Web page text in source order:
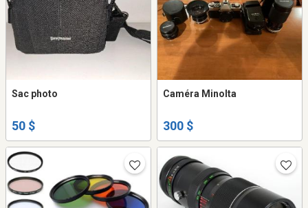
Sac photo
50 $
Caméra Minolta
300 $